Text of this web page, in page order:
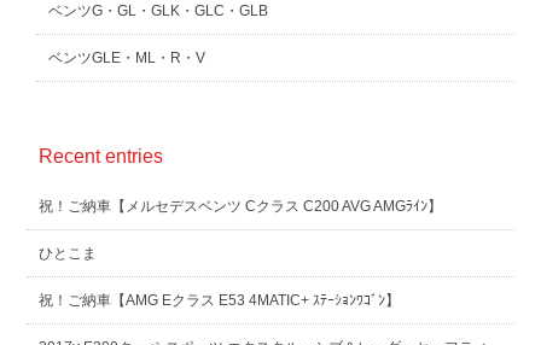
ベンツG・GL・GLK・GLC・GLB
ベンツGLE・ML・R・V
Recent entries
祝！ご納車【メルセデスベンツ Cクラス C200 AVG AMGﾗｲﾝ】
ひとこま
祝！ご納車【AMG Eクラス E53 4MATIC+ ｽﾃｰｼｮﾝﾜｺﾞﾝ】